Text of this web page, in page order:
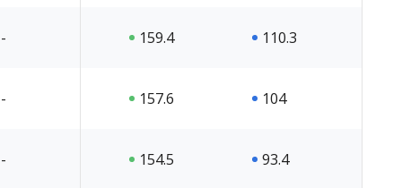
- 159.4 110.3
- 157.6 104
- 154.5 93.4